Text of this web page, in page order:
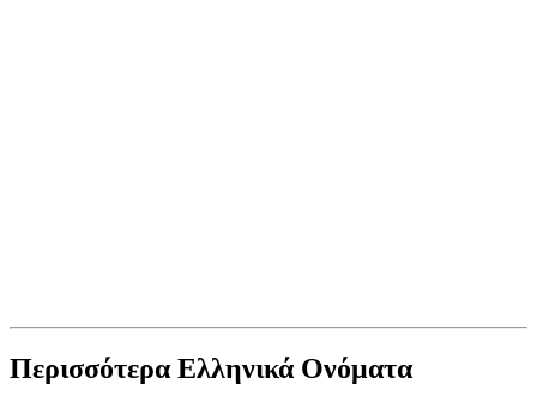
Περισσότερα Ελληνικά Ονόματα